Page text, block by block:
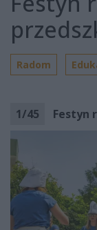
Radom
1/45 Festyn